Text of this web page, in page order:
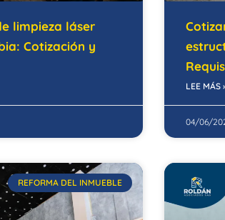
limpieza láser
Cotización y
LEE MÁS
04/06/
REFORMA DEL INMUEBLE